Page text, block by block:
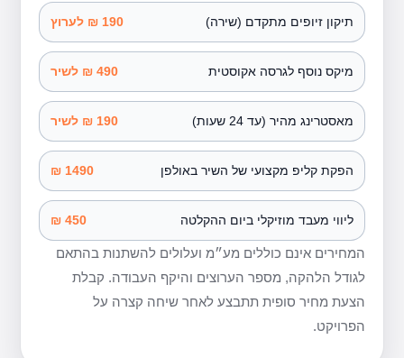
תיקון זיופים מתקדם (שירה) 190 ₪ לערוץ
מיקס נוסף לגרסה אקוסטית 490 ₪ לשיר
מאסטרינג מהיר (עד 24 שעות) 190 ₪ לשיר
הפקת קליפ מקצועי של השיר באולפן 1490 ₪
ליווי מעבד מוזיקלי ביום ההקלטה 450 ₪
המחירים אינם כוללים מע״מ ועלולים להשתנות בהתאם
לגודל הלהקה, מספר הערוצים והיקף העבודה. קבלת
הצעת מחיר סופית תתבצע לאחר שיחה קצרה על
הפרויקט.